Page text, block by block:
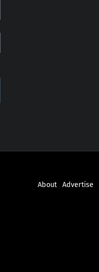
About Advertise